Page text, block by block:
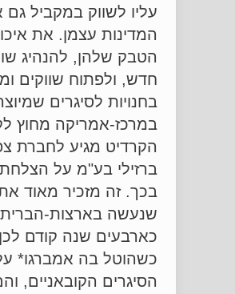
עליו לשווק במקביל
המדינות עצמן. את
הטבק שלהן, להנהיג
חדש, ולפתוח שווקים
בחנויות לסיגרים
במרכז-אמריקה מחוץ
הקרדיט מגיע לחברת
ברזילי בע"מ על
בכך. זה מזכיר מאוד
שנעשה בארצות-הברית
כארבעים שנה קודם
כשהוטל בה אמברגו*
הסיגרים הקובאניים,